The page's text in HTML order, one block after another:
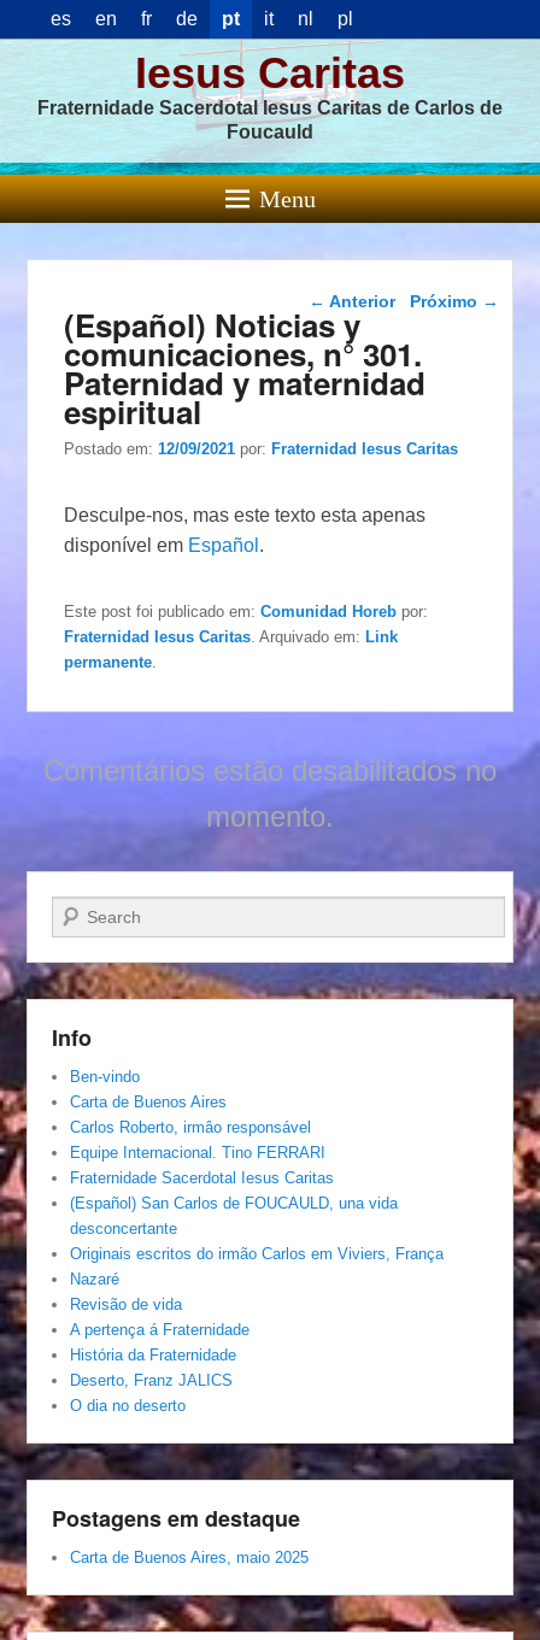
es en fr de pt it nl pl
Iesus Caritas
Fraternidade Sacerdotal Iesus Caritas de Carlos de
Foucauld
Menu
Navegação das
← Anterior Próximo →
(Español) Noticias y
comunicaciones, n° 301.
Paternidad y maternidad
espiritual
Postado em:12/09/2021 por:Fraternidad Iesus Caritas
Desculpe-nos, mas este texto esta apenas
disponível em Español .
Este post foi publicado em:Comunidad Horeb por:
Fraternidad Iesus Caritas . Arquivado em:Link
permanente
Comentários estão desabilitados no
momento.
Pesquisar…
Info
Ben-vindo
Carta de Buenos Aires
Carlos Roberto, irmâo responsável
Equipe Internacional. Tino FERRARI
Fraternidade Sacerdotal Iesus Caritas
(Español) San Carlos de FOUCAULD, una vida
desconcertante
Originais escritos do irmão Carlos em Viviers, França
Nazaré
Revisão de vida
A pertença á Fraternidade
História da Fraternidade
Deserto, Franz JALICS
O dia no deserto
Postagens em destaque
Carta de Buenos Aires, maio 2025